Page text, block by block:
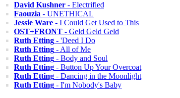
David Kushner - Electrified
Faouzia - UNETHICAL
Jessie Ware - I Could Get Used to This
OST+FRONT - Geld Geld Geld
Ruth Etting - 'Deed I Do
Ruth Etting - All of Me
Ruth Etting - Body and Soul
Ruth Etting - Button Up Your Overcoat
Ruth Etting - Dancing in the Moonlight
Ruth Etting - I'm Nobody's Baby